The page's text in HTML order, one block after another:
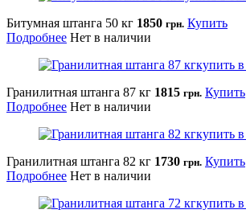
Битумная штанга 50 кг 1850 грн. Купить
Подробнее Нет в наличии
Гранилитная штанга 87 кг 1815 грн. Купить
Подробнее Нет в наличии
Гранилитная штанга 82 кг 1730 грн. Купить
Подробнее Нет в наличии